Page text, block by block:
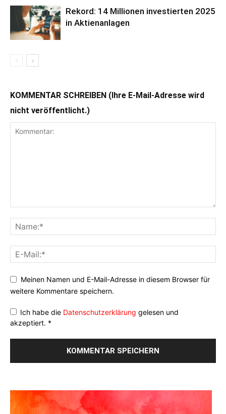
Rekord: 14 Millionen investierten 2025
in Aktienanlagen
KOMMENTAR SCHREIBEN (Ihre E-Mail-Adresse wird
nicht veröffentlicht.)
Meinen Namen und E-Mail-Adresse in diesem Browser für
weitere Kommentare speichern.
Ich habe die Datenschutzerklärung gelesen und
akzeptiert. *